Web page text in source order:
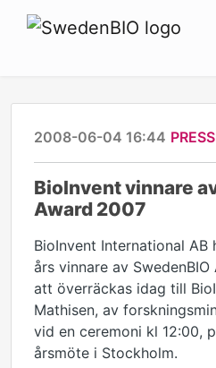
2008-06-04 16:44
BioInvent vinnare
Award 2007
BioInvent International
års vinnare av
att överräckas idag till
Mathisen, av
vid en ceremoni kl 12:00,
årsmöte i Stockholm.